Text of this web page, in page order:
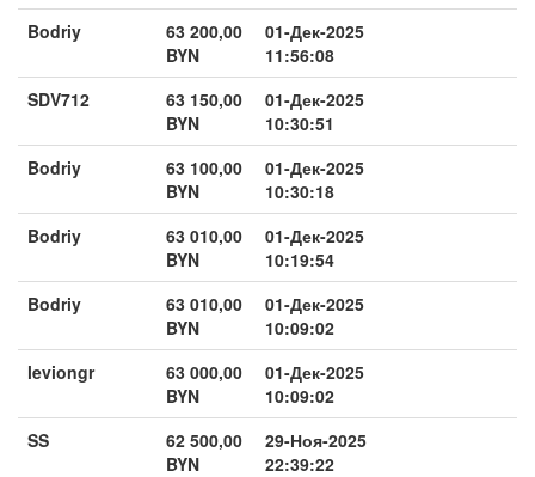
Bodriy
63 200,00
BYN
01-Дек-2025
11:56:08
SDV712
63 150,00
BYN
01-Дек-2025
10:30:51
Bodriy
63 100,00
BYN
01-Дек-2025
10:30:18
Bodriy
63 010,00
BYN
01-Дек-2025
10:19:54
Bodriy
63 010,00
BYN
01-Дек-2025
10:09:02
leviongr
63 000,00
BYN
01-Дек-2025
10:09:02
SS
62 500,00
BYN
29-Ноя-2025
22:39:22